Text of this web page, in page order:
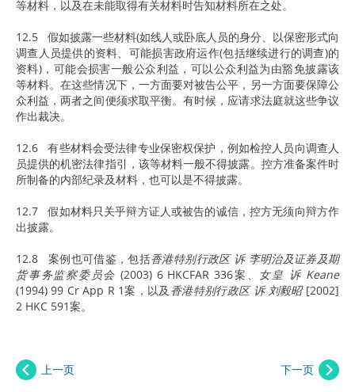
等材料，以及在未能取得有关材料时告知材料所在之处。
12.5 假如披露一些材料(如线人或卧底人员的身分、以保密形式向
调查人员提供的资料、可能损害政府运作(包括继续进行的调查)的
资料)，可能会损害一般公众利益，可以公众利益为由豁免披露该
等材料。在这些情况下，一方面要对被告公平，另一方面要保障公
众利益，两者之间便须求取平衡。有时候，应请求法庭就这些争议
作出裁决。
12.6 有些材料会受法律专业保密权保护，例如检控人员向调查人
员提供的机密法律指引，该等材料一般不得披露。控方准备案件时
所制备的内部纪录及材料，也可以是不得披露。
12.7 假如材料只关乎辩方证人或被告的诚信，控方无须向辩方作
出披露。
12.8 案例也可借鉴，包括香港特别行政区 诉 李明治及证券及期
货事务监察委员会 (2003) 6 HKCFAR 336案、 女皇 诉 Keane
(1994) 99 Cr App R 1案，以及 香港特别行政区 诉 刘毅昭[2002]
2 HKC 591案。
上一页 下一页